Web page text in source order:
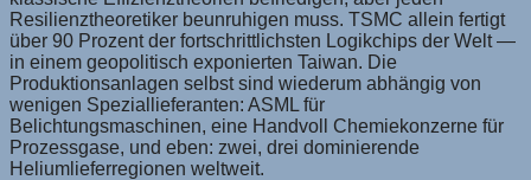
Resilienztheoretiker beunruhigen muss. TSMC allein fertigt
über 90 Prozent der fortschrittlichsten Logikchips der Welt —
in einem geopolitisch exponierten Taiwan. Die
Produktionsanlagen selbst sind wiederum abhängig von
wenigen Speziallieferanten: ASML für
Belichtungsmaschinen, eine Handvoll Chemiekonzerne für
Prozessgase, und eben: zwei, drei dominierende
Heliumlieferregionen weltweit.